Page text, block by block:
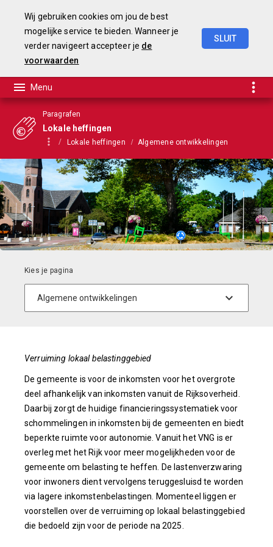
Wij gebruiken cookies om jou de best
mogelijke service te bieden. Wanneer je
verder navigeert accepteer je de
voorwaarden
SLUIT
Paragrafen
Lokale heffingen
Lokale heffingen Algemene ontwikkelingen
Verruiming lokaal belastinggebied
De gemeente is voor de inkomsten voor het overgrote
deel afhankelijk van inkomsten vanuit de Rijksoverheid.
Daarbij zorgt de huidige financieringssystematiek voor
schommelingen in inkomsten bij de gemeenten en biedt
beperkte ruimte voor autonomie. Vanuit het VNG is er
overleg met het Rijk voor meer mogelijkheden voor de
gemeente om belasting te heffen. De lastenverzwaring
voor inwoners dient vervolgens teruggesluisd te worden
via lagere inkomstenbelastingen. Momenteel liggen er
voorstellen over de verruiming op lokaal belastinggebied
die bedoeld zijn voor de periode na 2025.